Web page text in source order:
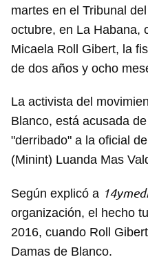
martes en el Tribunal
octubre, en La Habana,
Micaela Roll Gibert, la
de dos años y ocho
La activista del
Blanco, está acusada
"derribado" a la oficial
(Minint) Luanda Mas
Según explicó a
organización, el hecho
2016, cuando Roll
Damas de Blanco.